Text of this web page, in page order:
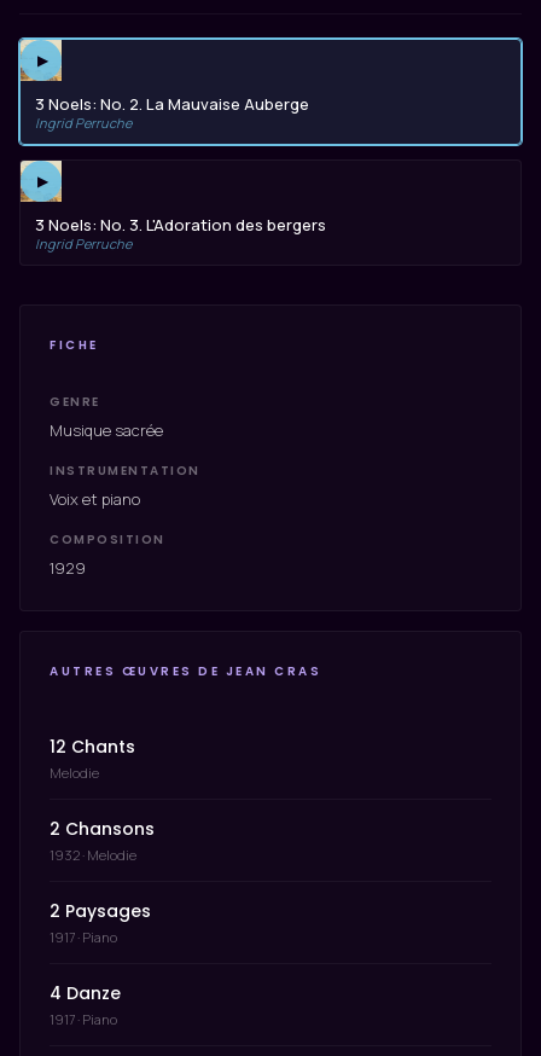
▶
3 Noels: No. 2. La Mauvaise Auberge
Ingrid Perruche
▶
3 Noels: No. 3. L'Adoration des bergers
Ingrid Perruche
FICHE
GENRE
Musique sacrée
INSTRUMENTATION
Voix et piano
COMPOSITION
1929
AUTRES ŒUVRES DE JEAN CRAS
12 Chants
Melodie
2 Chansons
1932 · Melodie
2 Paysages
1917 · Piano
4 Danze
1917 · Piano